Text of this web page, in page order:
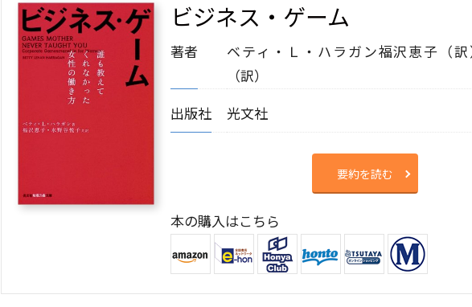
ビジネス・ゲーム
著者 ベティ・Ｌ・ハラガン福沢恵子（
（訳）
出版社 光文社
要約を読む
本の購入はこちら